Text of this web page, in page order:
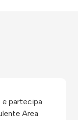
e partecipa
Area